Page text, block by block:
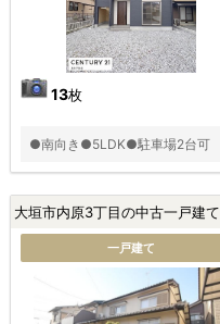
13枚
●南向き●5LDK●駐車場2台可
大垣市内原3丁目の中古一戸建て
一戸建て